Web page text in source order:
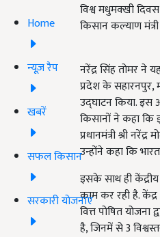
Home
न्यूज़ रैप
खबरें
सफल किसान
सरकारी योजनाएं
विश्व मधुमक्खी
किसान कल्याण
नरेंद्र सिंह तोमर ने
प्रदेश के सहारनपुर,
उद्घाटन किया. इस
किसानों ने कहा कि
प्रधानमंत्री श्री
उन्होंने कहा कि
इसके साथ ही केंद्रीय
काम कर रही है.
वित्त पोषित योजना
है, जिनमें से 3